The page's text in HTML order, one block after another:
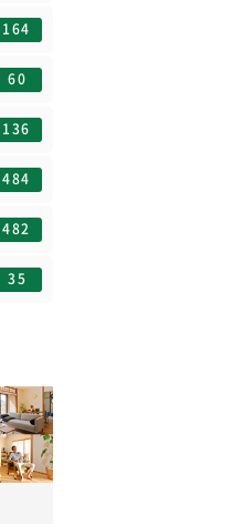
164
60
136
35